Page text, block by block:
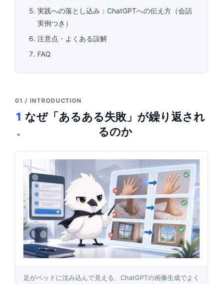
実践への落とし込み：ChatGPTへの伝え方（会話
実例つき）
注意点・よくある誤解
FAQ
01 / INTRODUCTION
1
.
なぜ「あるある失敗」が繰り返され
るのか
足がベッドに沈み込んで見える、ChatGPTの画像生成でよく